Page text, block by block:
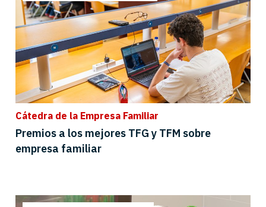
Cátedra de la Empresa Familiar
Premios a los mejores TFG y TFM sobre
empresa familiar